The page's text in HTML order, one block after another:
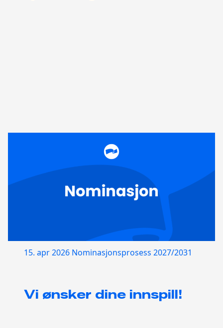
15. apr 2026 Nominasjonsprosess 2027/2031
Vi ønsker dine innspill!